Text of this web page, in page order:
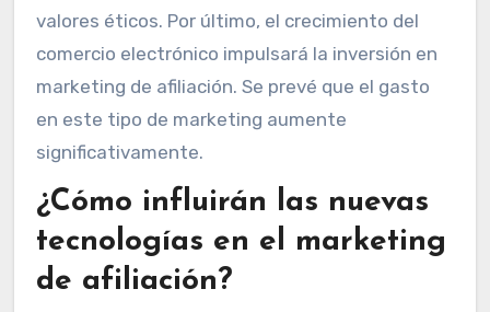
valores éticos. Por último, el crecimiento del
comercio electrónico impulsará la inversión en
marketing de afiliación. Se prevé que el gasto
en este tipo de marketing aumente
significativamente.
¿Cómo influirán las nuevas
tecnologías en el marketing
de afiliación?